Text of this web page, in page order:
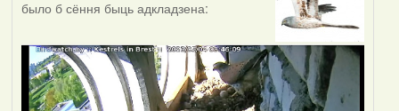
было б сёння быць адкладзена: